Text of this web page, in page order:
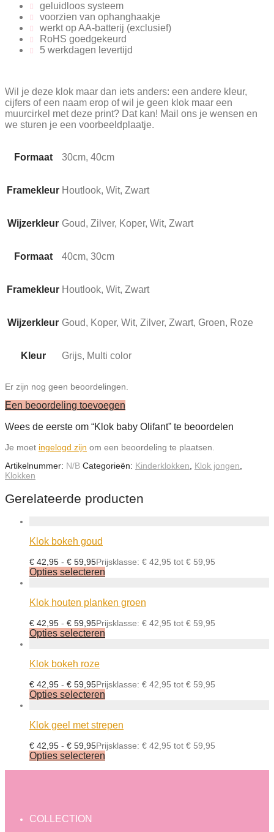
geluidloos systeem
voorzien van ophanghaakje
werkt op AA-batterij (exclusief)
RoHS goedgekeurd
5 werkdagen levertijd
Wil je deze klok maar dan iets anders: een andere kleur,
cijfers of een naam erop of wil je geen klok maar een
muurcirkel met deze print? Dat kan! Mail ons je wensen en
we sturen je een voorbeeldplaatje.
Formaat 30cm, 40cm
Framekleur Houtlook, Wit, Zwart
Wijzerkleur Goud, Zilver, Koper, Wit, Zwart
Formaat 40cm, 30cm
Framekleur Houtlook, Wit, Zwart
Wijzerkleur Goud, Koper, Wit, Zilver, Zwart, Groen, Roze
Kleur Grijs, Multi color
Er zijn nog geen beoordelingen.
Een beoordeling toevoegen
Wees de eerste om “Klok baby Olifant” te beoordelen
Je moet ingelogd zijn om een beoordeling te plaatsen.
Artikelnummer: N/B Categorieën: Kinderklokken, Klok jongen,
Klokken
Gerelateerde producten
Klok bokeh goud
€ 42,95 - € 59,95Prijsklasse: € 42,95 tot € 59,95
Opties selecteren
Klok houten planken groen
€ 42,95 - € 59,95Prijsklasse: € 42,95 tot € 59,95
Opties selecteren
Klok bokeh roze
€ 42,95 - € 59,95Prijsklasse: € 42,95 tot € 59,95
Opties selecteren
Klok geel met strepen
€ 42,95 - € 59,95Prijsklasse: € 42,95 tot € 59,95
Opties selecteren
COLLECTION